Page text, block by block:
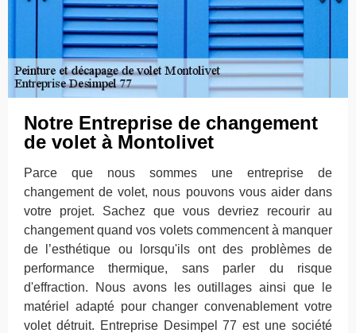
Notre Entreprise de changement
de volet à Montolivet
Parce que nous sommes une entreprise de
changement de volet, nous pouvons vous aider dans
votre projet. Sachez que vous devriez recourir au
changement quand vos volets commencent à manquer
de l’esthétique ou lorsqu'ils ont des problèmes de
performance thermique, sans parler du risque
d'effraction. Nous avons les outillages ainsi que le
matériel adapté pour changer convenablement votre
volet détruit. Entreprise Desimpel 77 est une société